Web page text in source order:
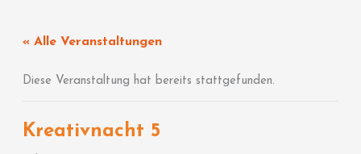
springen« Alle Veranstaltungen
Diese Veranstaltung hat bereits stattgefunden.
Kreativnacht 5